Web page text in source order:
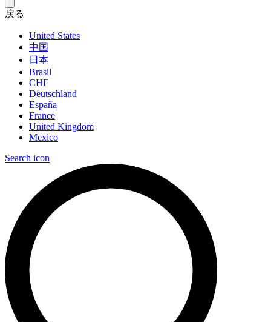
戻る
United States
中国
日本
Brasil
СНГ
Deutschland
España
France
United Kingdom
Mexico
Search icon